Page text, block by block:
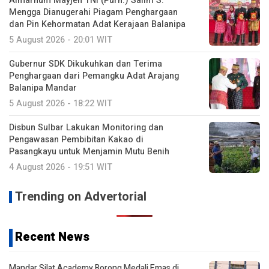
Mengga Dianugerahi Piagam Penghargaan
dan Pin Kehormatan Adat Kerajaan Balanipa
5 August 2026 - 20:01 WIT
Gubernur SDK Dikukuhkan dan Terima
Penghargaan dari Pemangku Adat Arajang
Balanipa Mandar
5 August 2026 - 18:22 WIT
Disbun Sulbar Lakukan Monitoring dan
Pengawasan Pembibitan Kakao di
Pasangkayu untuk Menjamin Mutu Benih
4 August 2026 - 19:51 WIT
Trending on Advertorial
Recent News